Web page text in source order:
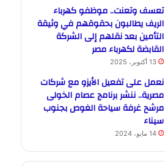
تعسف وتعنت.. موظفو كهرباء
الريف يطالبون بحقوقهم في وثيقة
التأمين بعد نقلهم إلى الشركة
القابضة لكهرباء مصر
13 أكتوبر، 2025
نعمل على تفعيل الأيزو مع شركات
مصرية.. ننشر برنامج عصام الخولى
مرشح غرفة سياحة الغوص بجنوب
سيناء
14 مايو، 2024